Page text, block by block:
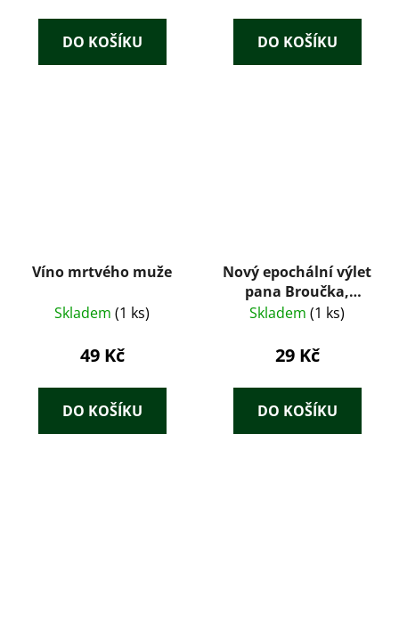
DO KOŠÍKU DO KOŠÍKU
Víno mrtvého muže
Skladem (1 ks)
49 Kč
DO KOŠÍKU
Nový epochální výlet
pana Broučka,
tentokrát do
Svatopluk Čech
Skladem (1 ks)
29 Kč
DO KOŠÍKU